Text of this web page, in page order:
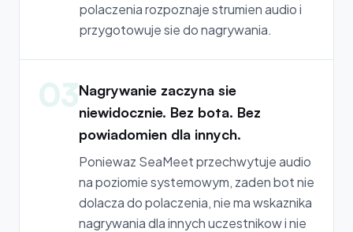
polaczenia rozpoznaje strumien audio i
przygotowuje sie do nagrywania.
03Nagrywanie zaczyna sie
niewidocznie. Bez bota. Bez
powiadomien dla innych.
Poniewaz SeaMeet przechwytuje audio
na poziomie systemowym, zaden bot nie
dolacza do polaczenia, nie ma wskaznika
nagrywania dla innych uczestnikow i nie